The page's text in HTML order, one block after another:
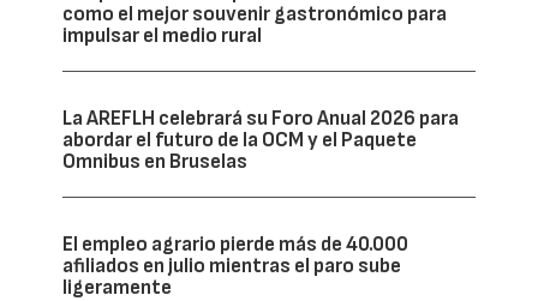
como el mejor souvenir gastronómico para
impulsar el medio rural
La AREFLH celebrará su Foro Anual 2026 para
abordar el futuro de la OCM y el Paquete
Omnibus en Bruselas
El empleo agrario pierde más de 40.000
afiliados en julio mientras el paro sube
ligeramente